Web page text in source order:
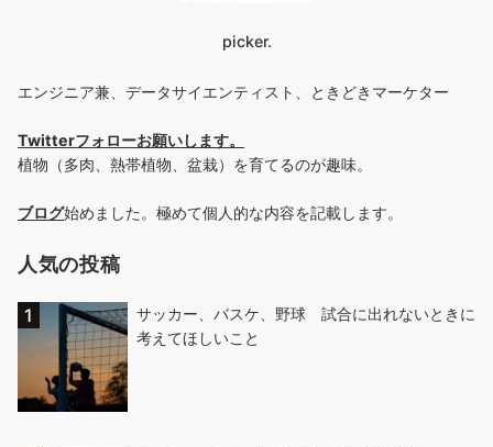
picker.
エンジニア兼、データサイエンティスト、ときどきマーケター
Twitterフォローお願いします。
植物（多肉、熱帯植物、盆栽）を育てるのが趣味。
ブログ始めました。極めて個人的な内容を記載します。
人気の投稿
サッカー、バスケ、野球 試合に出れないときに
考えてほしいこと